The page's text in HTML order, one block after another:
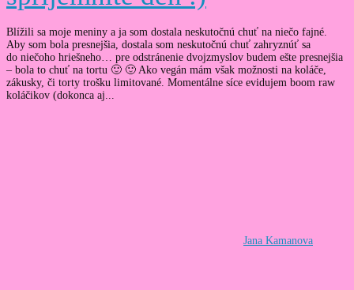
Blížili sa moje meniny a ja som dostala neskutočnú chuť na niečo fajné.
Aby som bola presnejšia, dostala som neskutočnú chuť zahryznúť sa
do niečoho hriešneho… pre odstránenie dvojzmyslov budem ešte presnejšia
– bola to chuť na tortu 🙂 🙂 Ako vegán mám však možnosti na koláče,
zákusky, či torty trošku limitované. Momentálne síce evidujem boom raw
koláčikov (dokonca aj...
Jana Kamanova